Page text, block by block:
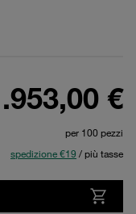
€
per 100 pezzi
spedizione €19 / più tasse